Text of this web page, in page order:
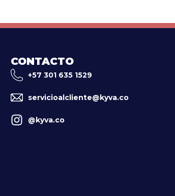
CONTACTO
+57 301 635 1529
servicioalcliente@kyva.co
@kyva.co